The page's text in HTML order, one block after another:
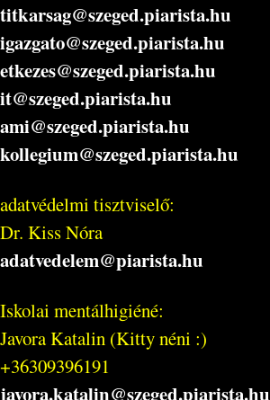
titkarsag@szeged.piarista.hu
igazgato@szeged.piarista.hu
etkezes@szeged.piarista.hu
it@szeged.piarista.hu
ami@szeged.piarista.hu
kollegium@szeged.piarista.hu
adatvédelmi tisztviselő:
Dr. Kiss Nóra
adatvedelem@piarista.hu
Iskolai mentálhigiéné:
Javora Katalin (Kitty néni :)
+36309396191
javora.katalin@szeged.piarista.hu